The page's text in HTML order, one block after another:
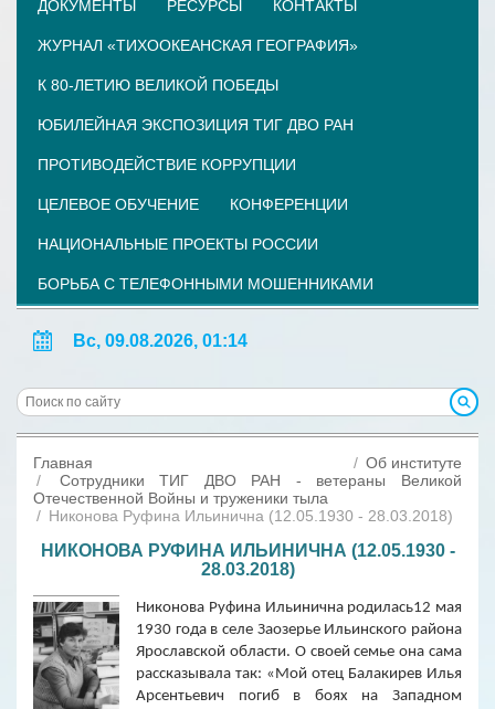
ДОКУМЕНТЫ РЕСУРСЫ КОНТАКТЫ
ЖУРНАЛ «ТИХООКЕАНСКАЯ ГЕОГРАФИЯ»
К 80-ЛЕТИЮ ВЕЛИКОЙ ПОБЕДЫ
ЮБИЛЕЙНАЯ ЭКСПОЗИЦИЯ ТИГ ДВО РАН
ПРОТИВОДЕЙСТВИЕ КОРРУПЦИИ
ЦЕЛЕВОЕ ОБУЧЕНИЕ КОНФЕРЕНЦИИ
НАЦИОНАЛЬНЫЕ ПРОЕКТЫ РОССИИ
БОРЬБА С ТЕЛЕФОННЫМИ МОШЕННИКАМИ
Вс, 09.08.2026, 01:14
Главная
Об институте
Сотрудники ТИГ ДВО РАН - ветераны Великой
Отечественной Войны и труженики тыла
Никонова Руфина Ильинична (12.05.1930 - 28.03.2018)
НИКОНОВА РУФИНА ИЛЬИНИЧНА (12.05.1930 -
28.03.2018)
Никонова Руфина Ильинична родилась12 мая
1930 года в селе Заозерье Ильинского района
Ярославской области. О своей семье она сама
рассказывала так: «Мой отец Балакирев Илья
Арсентьевич погиб в боях на Западном